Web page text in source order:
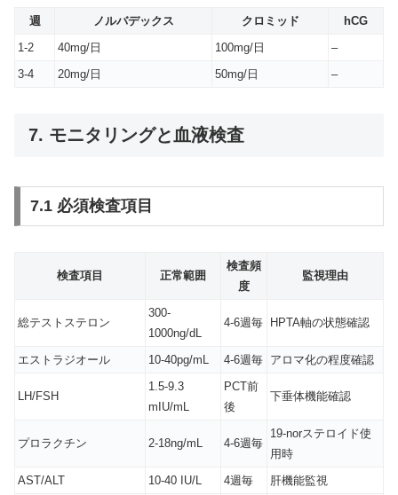
週 ノルバデックス クロミッド
hCG
1-2
40mg/日 100mg/日
–
3-4
20mg/日 50mg/日 –
7. モニタリングと血液検査
7.1 必須検査項目
検査項目 正常範囲
検査頻
度
監視理由
総テストステロン
300-
1000ng/dL
4-6週毎 HPTA軸の状態確認
エストラジオール 10-40pg/mL 4-6週毎 アロマ化の程度確認
LH/FSH
1.5-9.3
mIU/mL
PCT前
後
下垂体機能確認
プロラクチン 2-18ng/mL 4-6週毎
19-norステロイド使
用時
AST/ALT
10-40 IU/L 4週毎
肝機能監視